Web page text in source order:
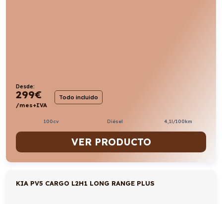
Desde:
299€
/mes+IVA
Todo incluido
100cv Diésel 4,1l/100km
VER PRODUCTO
KIA PV5 CARGO L2H1 LONG RANGE PLUS